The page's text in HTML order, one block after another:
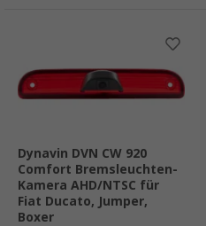
Dynavin DVN CW 920
Comfort Bremsleuchten-
Kamera AHD/NTSC für
Fiat Ducato, Jumper,
Boxer